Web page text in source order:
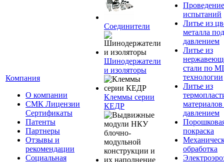
Компания
О компании
СМК Лицензии
Сертификаты
Патенты
Партнеры
Отзывы и
рекомендации
Социальная
Соединители
Шинодержатели
и изоляторы
Клеммы серии
КЕДР
Проведение
испытаний
Литье из
металла под
давлением
Литье из
стали по
технологии
Литье из
давлением
покраска
обработка